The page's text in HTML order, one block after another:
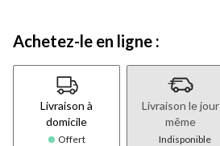
Achetez-le en ligne :
Livraison à
domicile
Offert
Livraison le jour
même
Indisponible